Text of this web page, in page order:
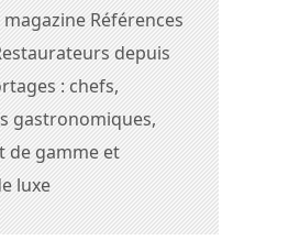
Références
depuis
: chefs,
gastronomiques,
de gamme et
luxe